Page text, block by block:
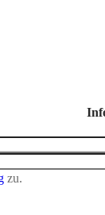
zu.